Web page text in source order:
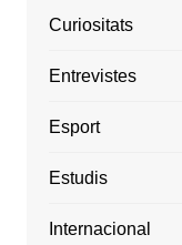
Curiositats
Entrevistes
Esport
Estudis
Internacional